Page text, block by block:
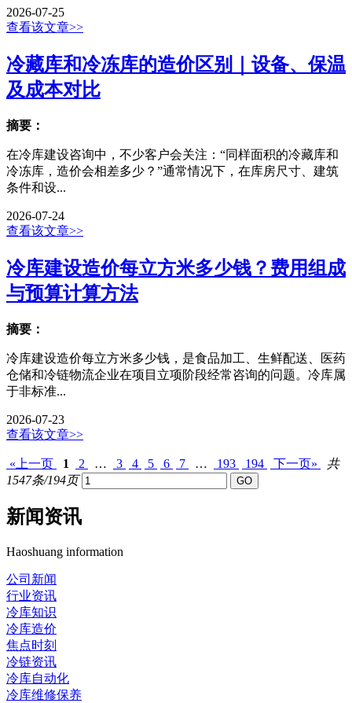
2026-07-25
查看该文章>>
冷藏库和冷冻库的造价区别｜设备、保温
及成本对比
摘要：
在冷库建设咨询中，不少客户会关注：“同样面积的冷藏库和
冷冻库，造价会相差多少？”通常情况下，在库房尺寸、建筑
条件和设...
2026-07-24
查看该文章>>
冷库建设造价每立方米多少钱？费用组成
与预算计算方法
摘要：
冷库建设造价每立方米多少钱，是食品加工、生鲜配送、医药
仓储和冷链物流企业在项目立项阶段经常咨询的问题。冷库属
于非标准...
2026-07-23
查看该文章>>
«上一页 1 2 … 3 4 5 6 7 … 193 194 下一页»
共
1547条/194页
新闻资讯
Haoshuang information
公司新闻
行业资讯
冷库知识
冷库造价
焦点时刻
冷链资讯
冷库自动化
冷库维修保养